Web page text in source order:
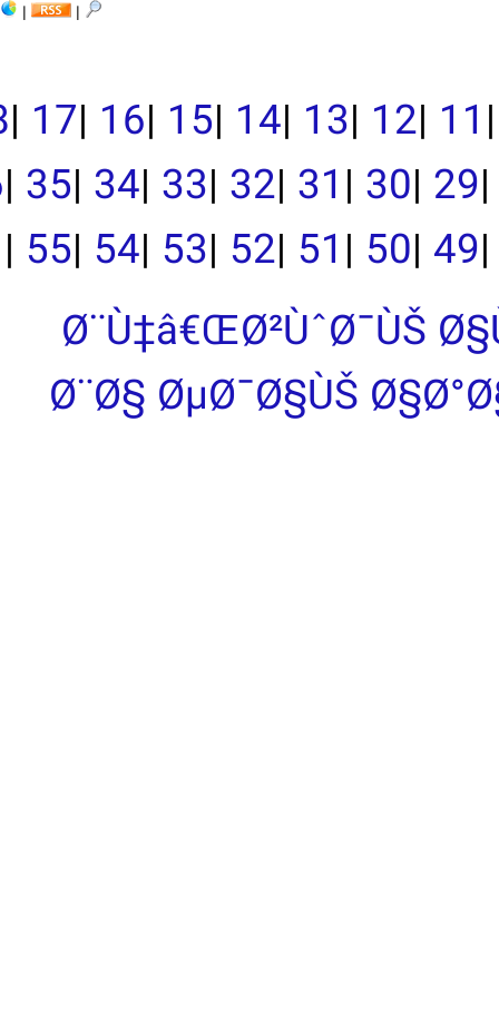
15
|
16
|
17
|
18
|
19
|
|
33
|
34
|
35
|
36
|
37
|
38
|
39
|
|
53
|
54
|
55
|
Ø¨Ø§